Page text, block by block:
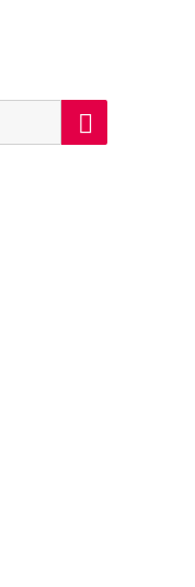
Suchen